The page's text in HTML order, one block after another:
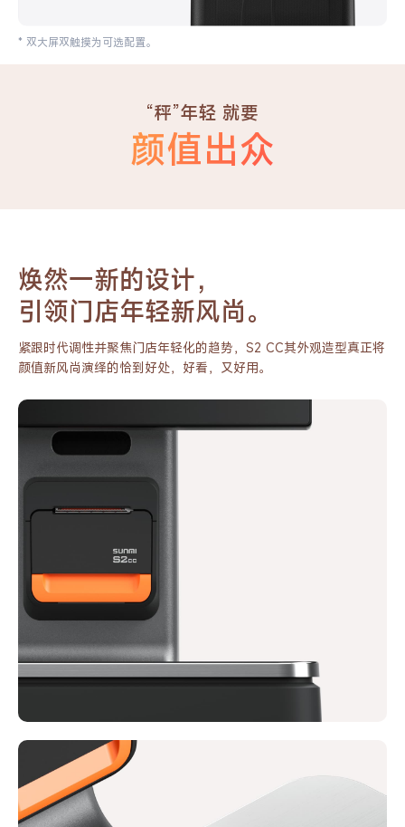
* 双大屏双触摸为可选配置。
“秤”年轻 就要
颜值出众
焕然一新的设计，
引领门店年轻新风尚。
紧跟时代调性并聚焦门店年轻化的趋势，S2 CC其外观造型真正将
颜值新风尚演绎的恰到好处，好看，又好用。